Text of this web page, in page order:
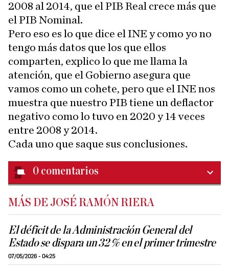
2008 al 2014, que el PIB Real crece más que
el PIB Nominal.
Pero eso es lo que dice el INE y como yo no
tengo más datos que los que ellos
comparten, explico lo que me llama la
atención, que el Gobierno asegura que
vamos como un cohete, pero que el INE nos
muestra que nuestro PIB tiene un deflactor
negativo como lo tuvo en 2020 y 14 veces
entre 2008 y 2014.
Cada uno que saque sus conclusiones.
0 comentarios
MÁS DE JOSÉ RAMÓN RIERA
El déficit de la Administración General del
Estado se dispara un 32 % en el primer trimestre
07/05/2026 - 04:25